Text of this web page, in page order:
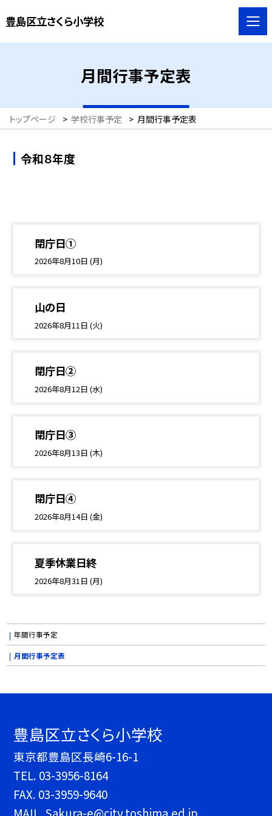
豊島区立さくら小学校
月間行事予定表
トップページ > 学校行事予定 > 月間行事予定表
令和８年度
閉庁日①
2026年8月10日 (月)
山の日
2026年8月11日 (火)
閉庁日②
2026年8月12日 (水)
閉庁日③
2026年8月13日 (木)
閉庁日④
2026年8月14日 (金)
夏季休業日終
2026年8月31日 (月)
年間行事予定
月間行事予定表
豊島区立さくら小学校
東京都豊島区長崎6-16-1
TEL. 03-3956-8164
FAX. 03-3959-9640